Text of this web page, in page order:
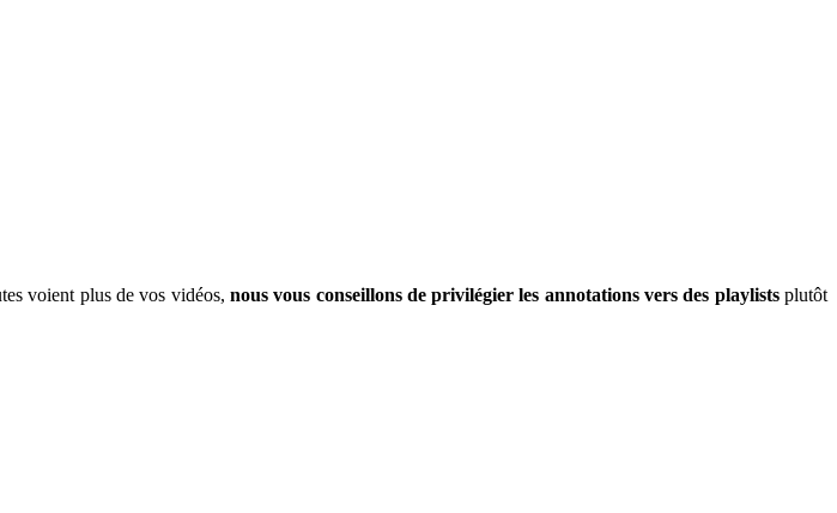
voient plus de vos vidéos, nous vous conseillons de privilégier les annotations vers des playlistsplutôt